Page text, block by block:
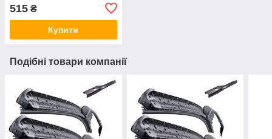
515 ₴
Купити
Подібні товари компанії